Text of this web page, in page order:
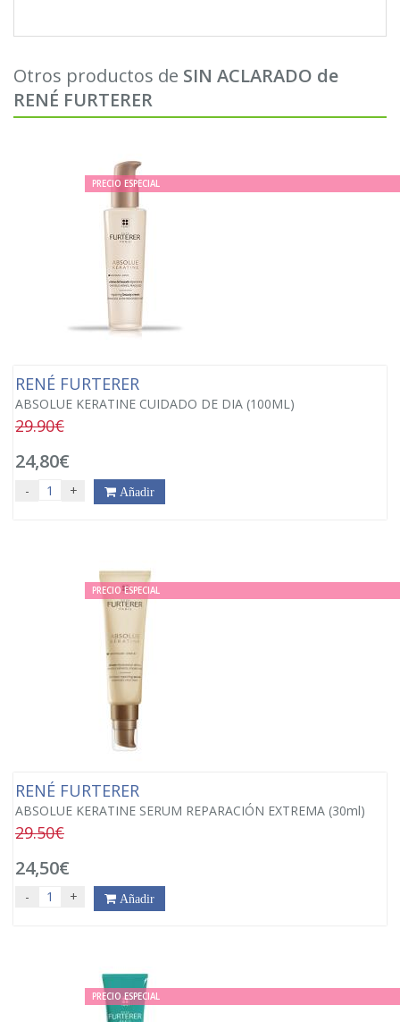
Otros productos de SIN ACLARADO de
RENÉ FURTERER
PRECIO ESPECIAL
RENÉ FURTERER
ABSOLUE KERATINE CUIDADO DE DIA (100ML)
29.90€
24,80€
- + Añadir
PRECIO ESPECIAL
RENÉ FURTERER
ABSOLUE KERATINE SERUM REPARACIÓN EXTREMA (30ml)
29.50€
24,50€
- + Añadir
PRECIO ESPECIAL